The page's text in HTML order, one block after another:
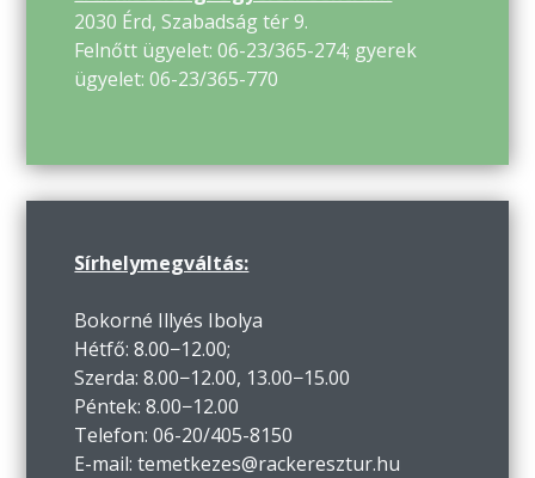
2030 Érd, Szabadság tér 9.
Felnőtt ügyelet: 06-23/365-274; gyerek
ügyelet: 06-23/365-770
Sírhelymegváltás:
Bokorné Illyés Ibolya
Hétfő: 8.00−12.00;
Szerda: 8.00−12.00, 13.00−15.00
Péntek: 8.00−12.00
Telefon: 06-20/405-8150
E-mail: temetkezes@rackeresztur.hu